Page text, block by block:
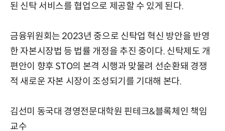
된 신탁 서비스를 협업으로 제공할 수 있게 된다.
금융위원회는 2023년 중으로 신탁업 혁신 방안을 반영
한 자본시장법 등 법률 개정을 추진 중이다. 신탁제도 개
편안이 향후 STO의 본격 시행과 맞물려 선순환돼 경쟁
적 새로운 자본 시장이 조성되기를 기대해 본다.
김선미 동국대 경영전문대학원 핀테크&블록체인 책임
교수